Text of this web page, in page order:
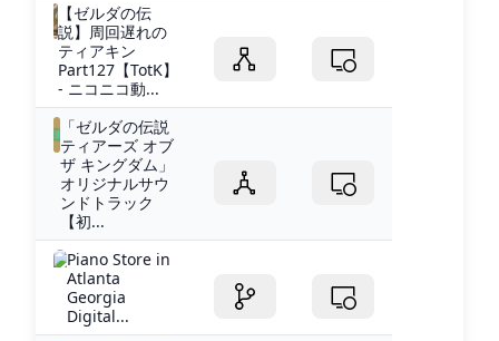
【ゼルダの伝
説】周回遅れの
ティアキン
Part127【TotK】
- ニコニコ動...
「ゼルダの伝説
ティアーズ オブ
ザ キングダム」
オリジナルサウ
ンドトラック
【初...
Piano Store in
Atlanta
Georgia
Digital...